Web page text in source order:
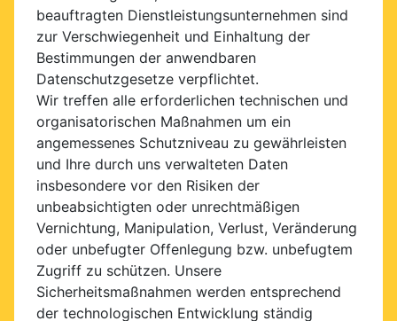
beauftragten Dienstleistungsunternehmen sind
zur Verschwiegenheit und Einhaltung der
Bestimmungen der anwendbaren
Datenschutzgesetze verpflichtet.
Wir treffen alle erforderlichen technischen und
organisatorischen Maßnahmen um ein
angemessenes Schutzniveau zu gewährleisten
und Ihre durch uns verwalteten Daten
insbesondere vor den Risiken der
unbeabsichtigten oder unrechtmäßigen
Vernichtung, Manipulation, Verlust, Veränderung
oder unbefugter Offenlegung bzw. unbefugtem
Zugriff zu schützen. Unsere
Sicherheitsmaßnahmen werden entsprechend
der technologischen Entwicklung ständig